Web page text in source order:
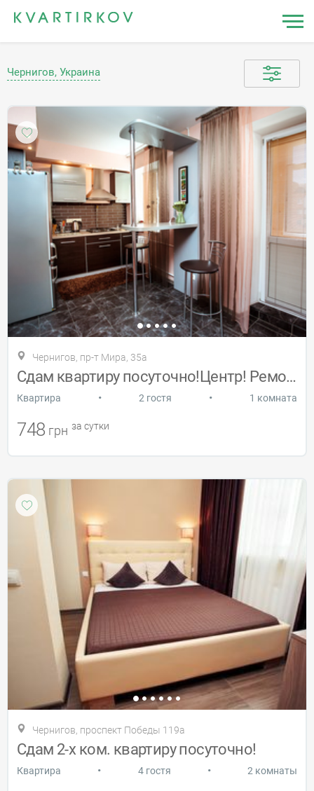
Чернигов, Украина
Чернигов, пр-т Мира, 35а
Сдам квартиру посуточно!Центр! Ремонт! W
Квартира • 2 гостя • 1 комната
748 грн за сутки
Чернигов, проспект Победы 119а
Сдам 2-х ком. квартиру посуточно!
Квартира • 4 гостя • 2 комнаты